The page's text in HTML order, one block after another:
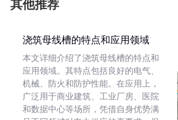
其他推荐
浇筑母线槽的特点和应用领域
本文详细介绍了浇筑母线槽的特点和
应用领域。其特点包括良好的电气、
机械、防火和防护性能。在应用上，
广泛用于商业建筑、工业厂房、医院
和数据中心等场所，凭借自身优势满